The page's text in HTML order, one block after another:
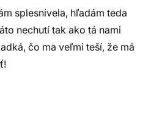
splesnivela, hľadám teda
nechutí tak ako tá nami
čo ma veľmi teší, že má